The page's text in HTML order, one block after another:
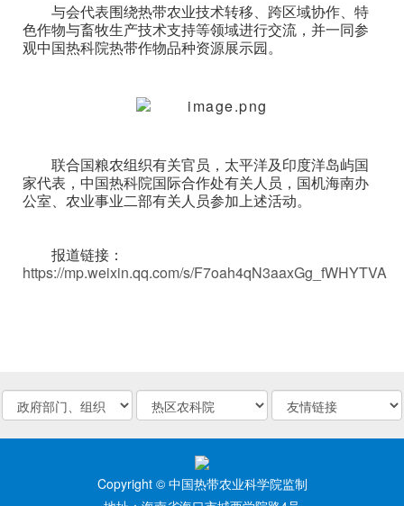
与会代表围绕热带农业技术转移、跨区域协作、特
色作物与畜牧生产技术支持等领域进行交流，并一同参
观中国热科院热带作物品种资源展示园。
联合国粮农组织有关官员，太平洋及印度洋岛屿国
家代表，中国热科院国际合作处有关人员，国机海南办
公室、农业事业二部有关人员参加上述活动。
报道链接：
https://mp.weixin.qq.com/s/F7oah4qN3aaxGg_fWHYTVA
Copyright © 中国热带农业科学院监制